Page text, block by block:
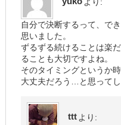
自分で決断するって、で
思いました。
ずるずる続けることは楽
ることも大切ですよね。
そのタイミングというか
大丈夫だろう…と思ってし
ttt より: